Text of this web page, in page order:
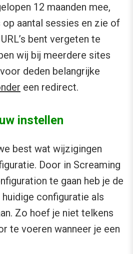
12 maanden mee,
aantal sessies en zie of
bent vergeten te
wij bij meerdere sites
deden belangrijke
een redirect.
instellen
best wat wijzigingen
Door in Screaming
te gaan heb je de
configuratie als
Zo hoef je niet telkens
te voeren wanneer je een